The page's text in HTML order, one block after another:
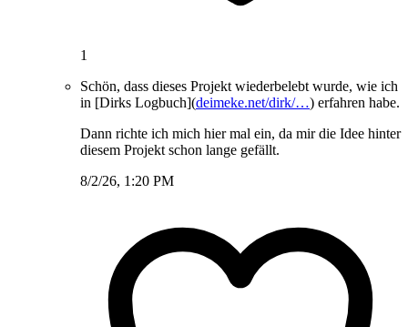
1
Schön, dass dieses Projekt wiederbelebt wurde, wie ich
in [Dirks Logbuch](deimeke.net/dirk/…) erfahren habe.
Dann richte ich mich hier mal ein, da mir die Idee hinter
diesem Projekt schon lange gefällt.
8/2/26, 1:20 PM